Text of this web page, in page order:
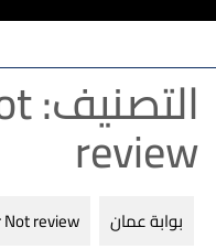
التصنيف:
review
بوابة عمان review